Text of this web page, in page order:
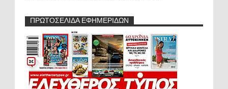
ΠΡΩΤΟΣΕΛΙΔΑ ΕΦΗΜΕΡΙΔΩΝ